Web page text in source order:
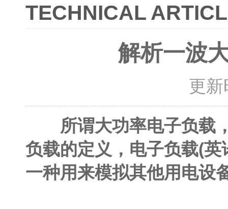
TECHNICAL
解析一波
更新
所谓大功率电子负载
负载的定义， 电子负载(
一种用来模拟其他用电设